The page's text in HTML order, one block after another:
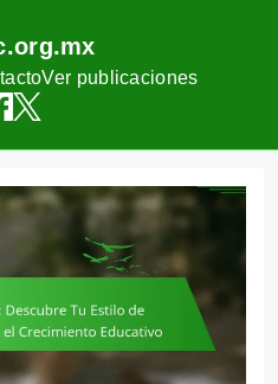
Ver publicaciones